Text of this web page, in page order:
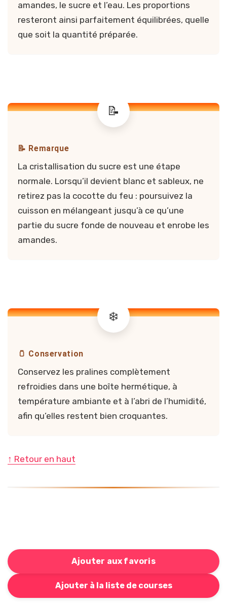
amandes, le sucre et l’eau. Les proportions
resteront ainsi parfaitement équilibrées, quelle
que soit la quantité préparée.
📝 Remarque
La cristallisation du sucre est une étape
normale. Lorsqu’il devient blanc et sableux, ne
retirez pas la cocotte du feu : poursuivez la
cuisson en mélangeant jusqu’à ce qu’une
partie du sucre fonde de nouveau et enrobe les
amandes.
🫙 Conservation
Conservez les pralines complètement
refroidies dans une boîte hermétique, à
température ambiante et à l’abri de l’humidité,
afin qu’elles restent bien croquantes.
↑ Retour en haut
Ajouter aux favoris
Ajouter à la liste de courses
Bouton pour ajouter cette recette à votre liste de